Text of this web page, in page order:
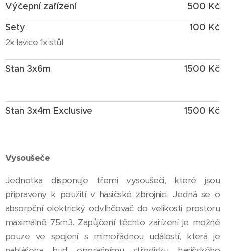
Výčepní zařízení
500 Kč
Sety
2x lavice 1x stůl
100 Kč
Stan 3x6m 1500 Kč
Stan 3x4m Exclusive 1500 Kč
Vysoušeče
Jednotka disponuje třemi vysoušeči, které jsou
připraveny k použití v hasičské zbrojnici. Jedná se o
absorpční elektrický odvlhčovač do velikosti prostoru
maximálně 75m3. Zapůjčení těchto zařízení je možné
pouze ve spojení s mimořádnou událostí, která je